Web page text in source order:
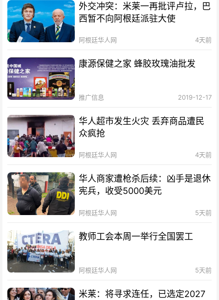
外交冲突：米莱一再批评卢拉，巴
西暂不向阿根廷派驻大使
阿根廷华人网 4天前
康源保健之家 蜂胶玫瑰油批发
推广信息 2019-12-17
华人超市发生火灾 丢弃商品遭民
众疯抢
阿根廷华人网 4天前
华人商家遭枪杀后续：凶手是退休
宪兵，收受5000美元
阿根廷华人网 5天前
教师工会本周一举行全国罢工
阿根廷华人网 5天前
米莱：将寻求连任，已选定2027